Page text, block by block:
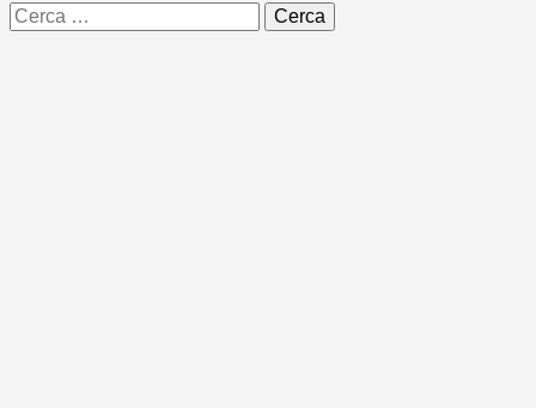
Ricerca
per: